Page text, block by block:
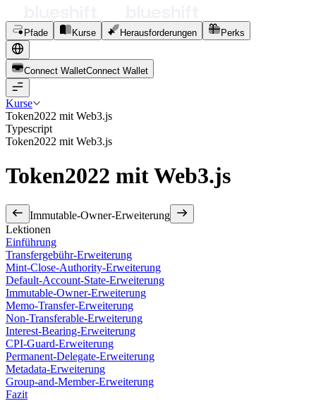
Pfade Kurse Herausforderungen Perks
Connect WalletConnect Wal et
Kurse
Token2022 mit Web3.js
Typescript
Token2022 mit Web3.js
Token2022 mit Web3.js
Immutable-Owner-Erweiterung
Lektionen
Einführung
Transfergebühr-Erweiterung
Mint-Close-Authority-Erweiterung
Default-Account-State-Erweiterung
Immutable-Owner-Erweiterung
Memo-Transfer-Erweiterung
Non-Transferable-Erweiterung
Interest-Bearing-Erweiterung
CPI-Guard-Erweiterung
Permanent-Delegate-Erweiterung
Metadata-Erweiterung
Group-and-Member-Erweiterung
Fazit